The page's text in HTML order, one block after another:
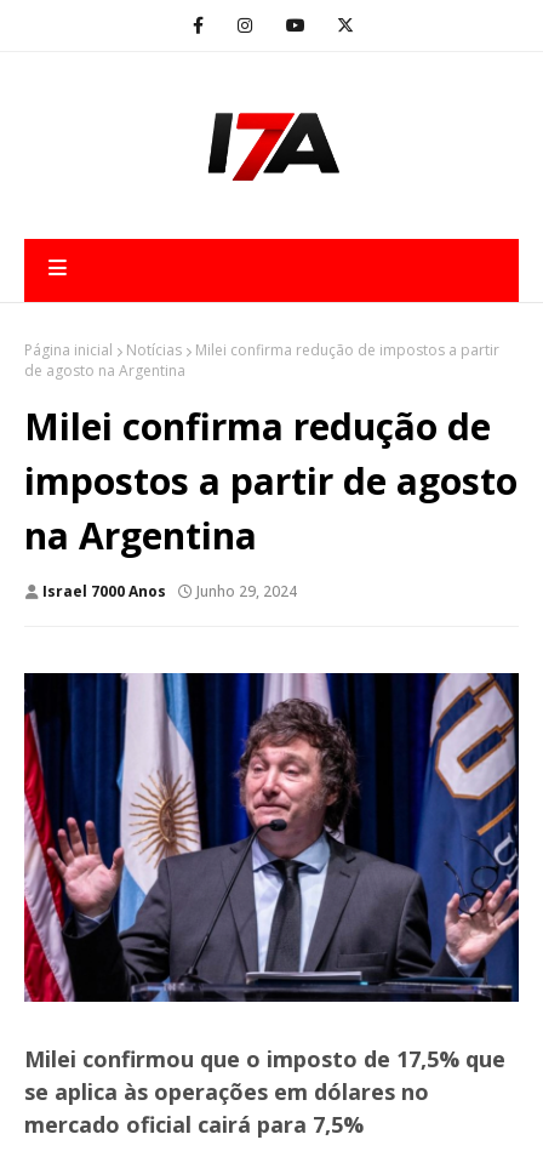
Página inicial Notícias
Milei confirma redução de impostos a partir
de agosto na Argentina
Milei confirma redução de
impostos a partir de agosto
na Argentina
Israel 7000 Anos Junho 29, 2024
Milei confirmou que o imposto de 17,5% que
se aplica às operações em dólares no
mercado oficial cairá para 7,5%